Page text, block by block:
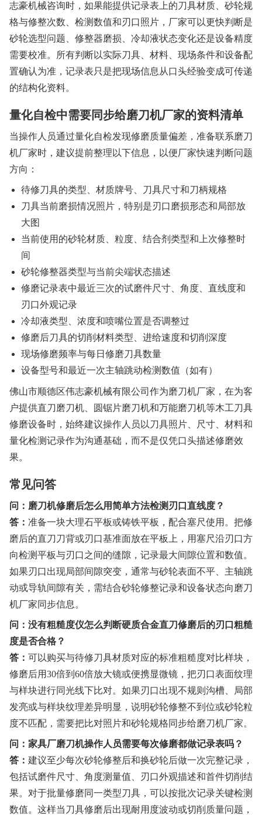
志豪机械咨询时，如果能提供记录表上的刀具材质、砂轮规
格与修整次数、检测数值和刃口照片，厂家可以更快判断是
砂轮选型问题、修整器磨损、冷却液状态变化还是设备精度
需要校准。所有判断以实际刀具、材料、现场条件和设备配
置确认为准，记录表只是把现场信息从口头经验变成可传递
的结构化资料。
量化自检中需要同步给磨刀机厂家的资料清单
当操作人员通过量化自检发现修磨质量偏差，准备联系磨刀
机厂家时，建议提前整理以下信息，以便厂家快速判断问题
方向：
待修刀具的类型、材质牌号、刀具尺寸和刀柄规格
刀具当前磨损情况照片，特别是刃口磨损形态和局部放
大图
当前使用的砂轮材质、粒度、结合剂类型和上次修整时
间
砂轮修整器类型与当前尖端状态描述
修磨记录表中最近三次的试磨件尺寸、角度、直线度和
刃口外观记录
冷却液类型、浓度和喷嘴位置是否调整过
修磨后刀具的切削材料类型、进给速度和切削深度
现场修磨频率与每日修磨刀具数量
设备型号和最近一次主轴跳动检测数值（如有）
佛山市顺德区伟志豪机械有限公司作为磨刀机厂家，在为客
户提供直刀磨刀机、圆锯片磨刀机和万能磨刀机等木工刀具
修磨设备时，始终建议操作人员以刀具照片、尺寸、材料和
量化检测记录作为沟通基础，而不是仅凭口头描述修磨效
果。
常见问答
问：磨刀机修磨后怎么用简单方法检测刃口直线度？
答： 准备一块大理石平板或铸铁平板，配合塞尺使用。把修
磨后的直刀刀背或刃口基准面放在平板上，用塞尺沿刃口方
向检测平板与刃口之间的缝隙，记录最大间隙位置和数值。
如果刃口出现局部间隙突变，通常与砂轮表面不平、主轴跳
动或导轨间隙有关，需结合砂轮修整记录和设备状态向磨刀
机厂家同步信息。
问：没有粗糙度仪怎么判断硬质合金直刀修磨后的刃口粗糙
度是否合格？
答： 可以购买与待修刀具材质对应的标准粗糙度对比样块，
修磨后用30倍到60倍放大镜或便携显微镜，把刃口表面纹理
与样块进行同光线下比对。如果刃口出现不规则沟槽、局部
发亮或与样块纹理差异明显，说明砂轮修整不到位或砂轮粒
度不匹配，需要把比对照片和砂轮规格同步给磨刀机厂家。
问：家具厂磨刀机操作人员需要每次修磨都做记录表吗？
答： 建议至少每次砂轮修整后和换砂轮后做一次完整记录，
包括试磨件尺寸、角度测量值、刃口外观描述和首件切削结
果。对于批量修磨同一类型刀具，可以按批次记录关键检测
数值。这样当刀具修磨后出现耐用度波动或切削质量问题，